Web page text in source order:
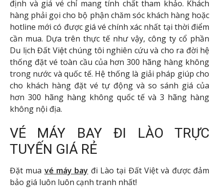
định và giá vé chỉ mang tính chất tham khảo. Khách
hàng phải gọi cho bộ phận chăm sóc khách hàng hoặc
hotline mới có được giá vé chính xác nhất tại thời điểm
cần mua. Dựa trên thực tế như vậy, công ty cổ phần
Du lịch Đất Việt chúng tôi nghiên cứu và cho ra đời hệ
thống đặt vé toàn cầu của hơn 300 hãng hàng không
trong nước và quốc tế. Hệ thống là giải pháp giúp cho
cho khách hàng đặt vé tự động và so sánh giá của
hơn 300 hãng hàng không quốc tế và 3 hãng hàng
không nội địa.
VÉ MÁY BAY ĐI LÀO TRỰC
TUYẾN GIÁ RẺ
Đặt mua vé máy bay đi Lào tại Đất Việt và được đảm
bảo giá luôn luôn cạnh tranh nhất!